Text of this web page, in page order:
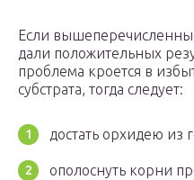
Если
дали положительных
проблема кроется в
субстрата, тогда следует:
достать орхидею из
ополоснуть корни